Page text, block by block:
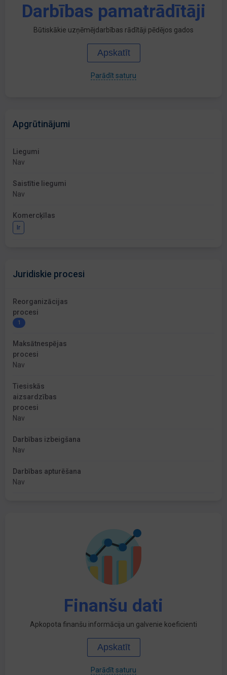
Darbības pamatrādītāji
Būtiskākie uzņēmējdarbības rādītāji pēdējos gados
Apskatīt
Parādīt saturu
Apgrūtinājumi
Liegumi
Nav
Saistītie liegumi
Nav
Komercķīlas
Ir
Juridiskie procesi
Reorganizācijas
procesi
1
Maksātnespējas
procesi
Nav
Tiesiskās
aizsardzības
procesi
Nav
Darbības izbeigšana
Nav
Darbības apturēšana
Nav
Finanšu dati
Apkopota finanšu informācija un galvenie koeficienti
Apskatīt
Parādīt saturu